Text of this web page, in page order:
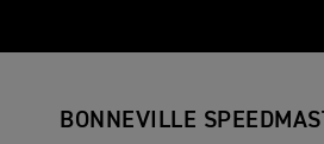
BONNEVILLE